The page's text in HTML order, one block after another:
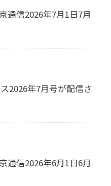
通信2026年7月1日7月
2026年7月号が配信さ
通信2026年6月1日6月